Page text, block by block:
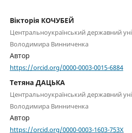
Вікторія КОЧУБЕЙ
Центральноукраїнський державний
Володимира Винниченка
Автор
https://orcid.org/0000-0003-0015-6884
Тетяна ДАЦЬКА
Центральноукраїнський державний
Володимира Винниченка
Автор
https://orcid.org/0000-0003-1603-753X